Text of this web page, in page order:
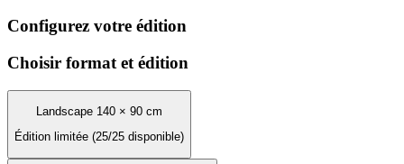
Configurez votre édition
Choisir format et édition
Landscape 140 × 90 cm
Édition limitée (25/25 disponible)